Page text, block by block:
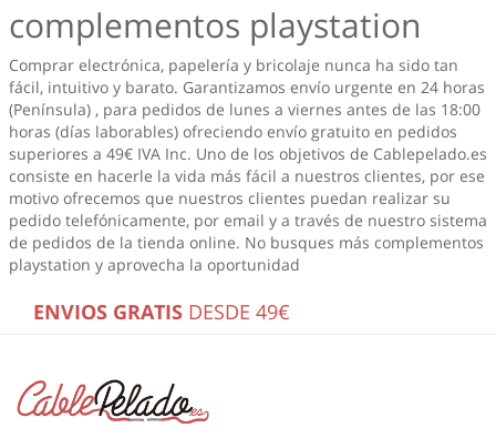
complementos playstation
Comprar electrónica, papelería y bricolaje nunca ha sido tan
fácil, intuitivo y barato. Garantizamos envío urgente en 24 horas
(Península) , para pedidos de lunes a viernes antes de las 18:00
horas (días laborables) ofreciendo envío gratuito en pedidos
superiores a 49€ IVA Inc. Uno de los objetivos de Cablepelado.es
consiste en hacerle la vida más fácil a nuestros clientes, por ese
motivo ofrecemos que nuestros clientes puedan realizar su
pedido telefónicamente, por email y a través de nuestro sistema
de pedidos de la tienda online. No busques más complementos
playstation y aprovecha la oportunidad
ENVIOS GRATIS DESDE 49€